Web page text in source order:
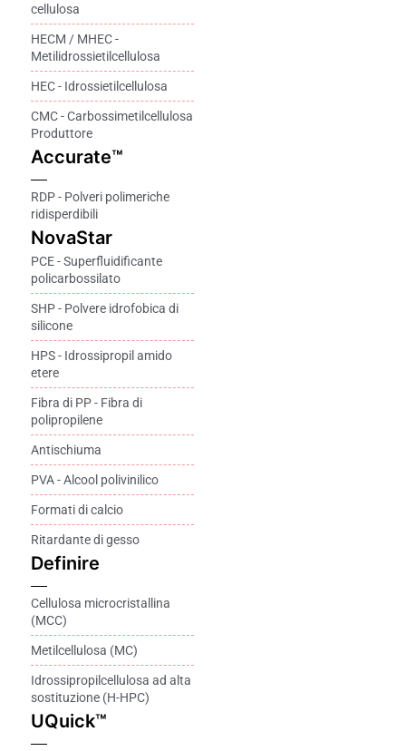
cellulosa
HECM / MHEC -
Metilidrossietilcellulosa
HEC - Idrossietilcellulosa
CMC - Carbossimetilcellulosa
Produttore
Accurate™
RDP - Polveri polimeriche
ridisperdibili
NovaStar
PCE - Superfluidificante
policarbossilato
SHP - Polvere idrofobica di
silicone
HPS - Idrossipropil amido
etere
Fibra di PP - Fibra di
polipropilene
Antischiuma
PVA - Alcool polivinilico
Formati di calcio
Ritardante di gesso
Definire
Cellulosa microcristallina
(MCC)
Metilcellulosa (MC)
Idrossipropilcellulosa ad alta
sostituzione (H-HPC)
UQuick™